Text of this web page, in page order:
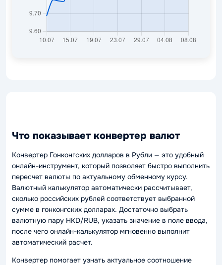
Что показывает конвертер валют
Конвертер Гонконгских долларов в Рубли — это удобный
онлайн-инструмент, который позволяет быстро выполнить
пересчет валюты по актуальному обменному курсу.
Валютный калькулятор автоматически рассчитывает,
сколько российских рублей соответствует выбранной
сумме в гонконгских долларах. Достаточно выбрать
валютную пару HKD/RUB, указать значение в поле ввода,
после чего онлайн-калькулятор мгновенно выполнит
автоматический расчет.
Конвертер помогает узнать актуальное соотношение